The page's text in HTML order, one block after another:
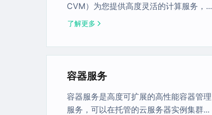
CVM）为您提供高度灵活的计算服务， ...
了解更多
容器服务
容器服务是高度可扩展的高性能容器管理
服务，可以在托管的云服务器实例集群...